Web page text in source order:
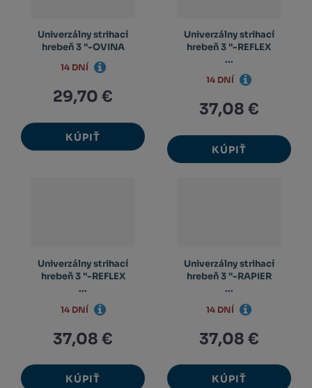
Univerzálny strihací
hrebeň 3 ''-OVINA
29,70 €
KÚPIŤ
14 DNÍ
Univerzálny strihací
hrebeň 3 ''-REFLEX
...
37,08 €
KÚPIŤ
14 DNÍ
Univerzálny strihací
hrebeň 3 ''-REFLEX
...
37,08 €
KÚPIŤ
14 DNÍ
Univerzálny strihací
hrebeň 3 ''-RAPIER
...
37,08 €
KÚPIŤ
14 DNÍ